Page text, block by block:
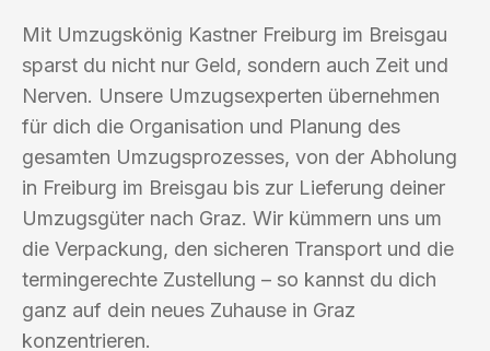
Mit Umzugskönig Kastner Freiburg im Breisgau
sparst du nicht nur Geld, sondern auch Zeit und
Nerven. Unsere Umzugsexperten übernehmen
für dich die Organisation und Planung des
gesamten Umzugsprozesses, von der Abholung
in Freiburg im Breisgau bis zur Lieferung deiner
Umzugsgüter nach Graz. Wir kümmern uns um
die Verpackung, den sicheren Transport und die
termingerechte Zustellung – so kannst du dich
ganz auf dein neues Zuhause in Graz
konzentrieren.